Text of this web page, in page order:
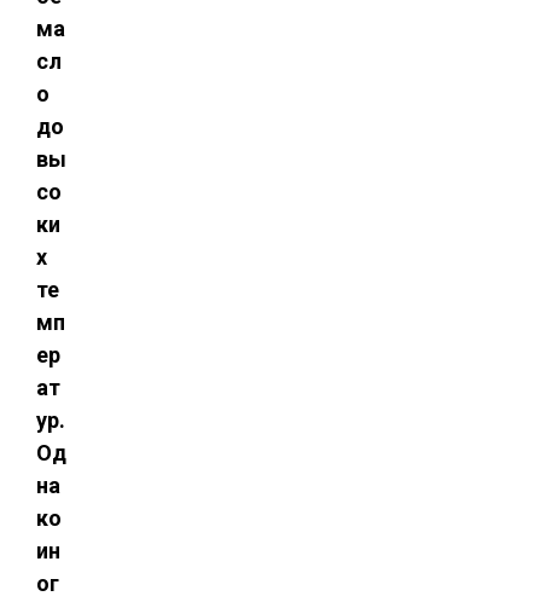
ма
сл
о
до
вы
со
ки
х
те
мп
ер
ат
ур.
Од
на
ко
ин
ог